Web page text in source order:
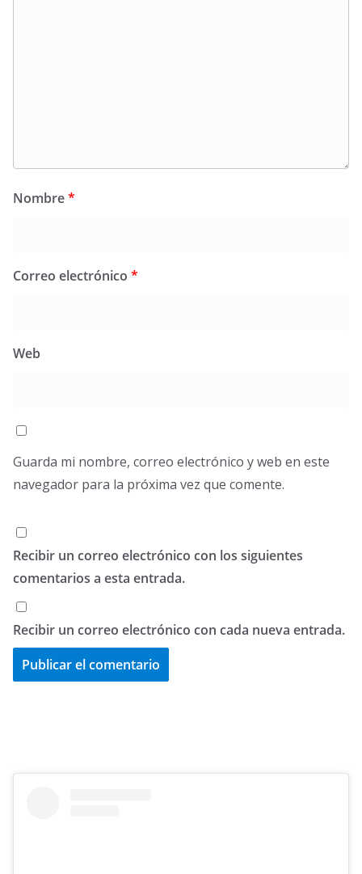
Nombre*
Correo electrónico *
Web
Guarda mi nombre, correo electrónico y web en este
navegador para la próxima vez que comente.
Recibir un correo electrónico con los siguientes
comentarios a esta entrada.
Recibir un correo electrónico con cada nueva entrada.